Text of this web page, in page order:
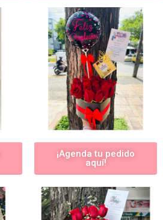
¡Agenda tu pedido
aquí!